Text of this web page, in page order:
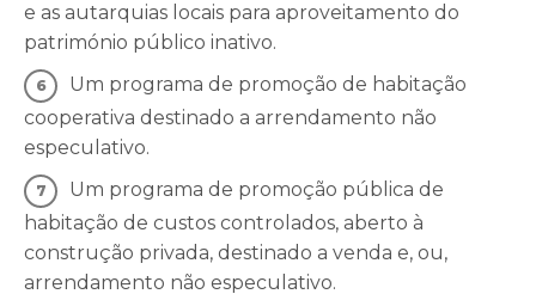
e as autarquias locais para aproveitamento do
património público inativo.
Um programa de promoção de habitação
cooperativa destinado a arrendamento não
especulativo.
Um programa de promoção pública de
habitação de custos controlados, aberto à
construção privada, destinado a venda e, ou,
arrendamento não especulativo.